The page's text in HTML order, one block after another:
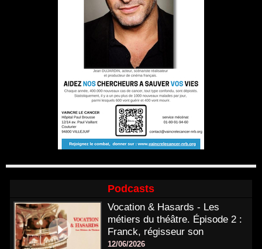
Podcasts
Vocation & Hasards - Les
métiers du théâtre. Épisode 2 :
Franck, régisseur son
12/06/2026